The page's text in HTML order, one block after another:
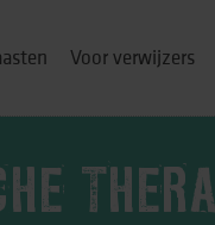
Voor verwijzers